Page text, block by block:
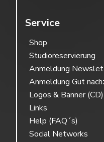
Service
Shop
Studioreservierung
Anmeldung
Anmeldung Gut
Logos & Banner (CD)
Links
Help (FAQ´s)
Social Networks